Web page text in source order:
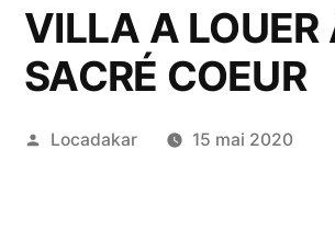
VILLA A LOUER
SACRÉ COEUR
Publié
Locadakar 15 mai 2020